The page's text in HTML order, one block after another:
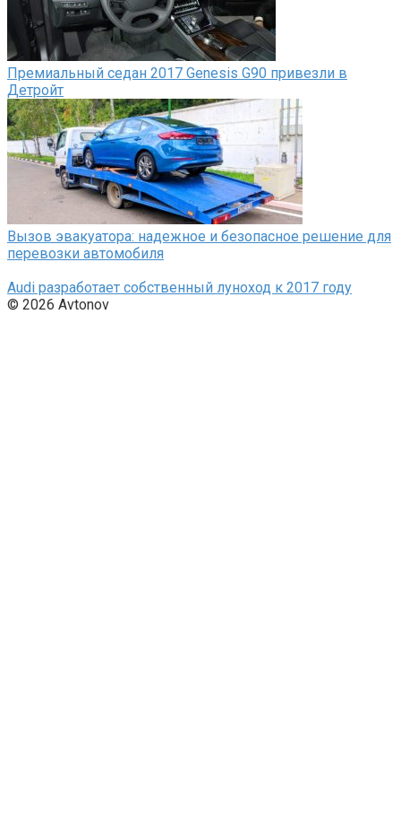
Премиальный седан 2017 Genesis G90 привезли в
Детройт
Вызов эвакуатора: надежное и безопасное решение для
перевозки автомобиля
Audi разработает собственный луноход к 2017 году
© 2026 Avtonov